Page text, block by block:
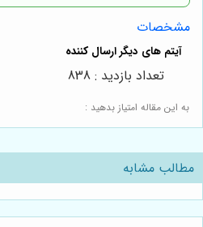
مشخصات
به این مقاله امتیاز بدهید :
تعداد بازدید : 838
مطالب مشابه